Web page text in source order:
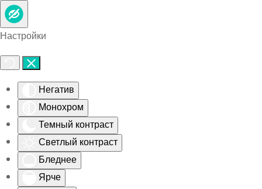
Настройки
Негатив
Монохром
Темный контраст
Светлый контраст
Бледнее
Ярче
Skip to main content